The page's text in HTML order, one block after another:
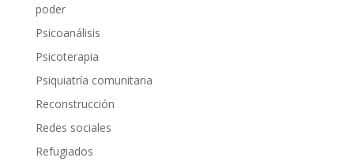
poder
Psicoanálisis
Psicoterapia
Psiquiatría comunitaria
Reconstrucción
Redes sociales
Refugiados